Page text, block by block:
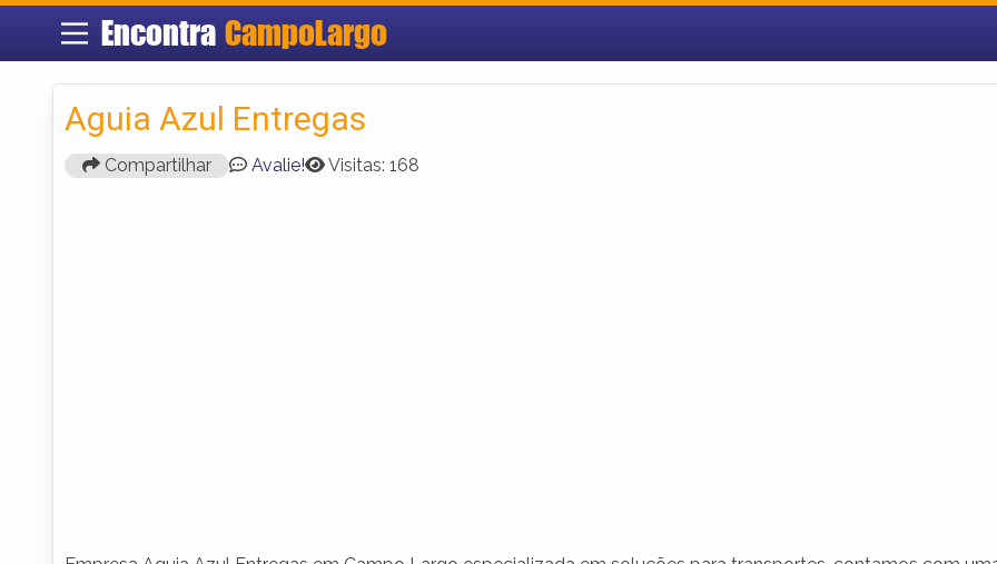
Encontra CampoLargo
Aguia Azul Entregas
Compartilhar Avalie! Visitas: 168